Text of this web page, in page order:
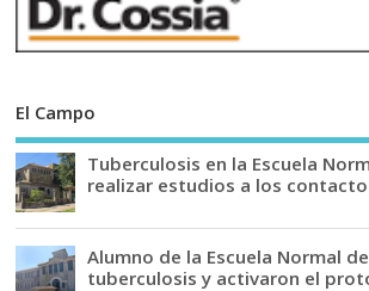
El Campo
Tuberculosis en la Escuela
realizar estudios a los
Alumno de la Escuela Normal
tuberculosis y activaron el